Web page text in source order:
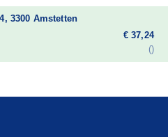
3300 Amstetten
€ 37,24